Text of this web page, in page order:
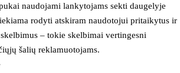
naudojami lankytojams sekti daugelyje
rodyti atskiram naudotojui pritaikytus ir
– tokie skelbimai vertingesni
šalių reklamuotojams.